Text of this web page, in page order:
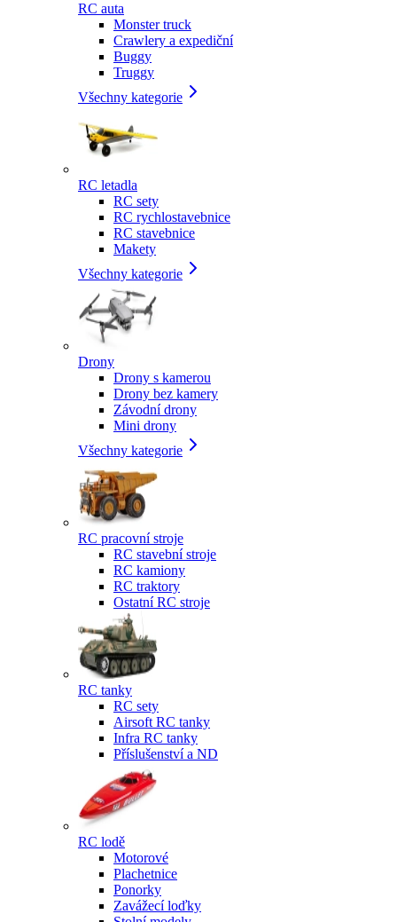
RC auta
Monster truck
Crawlery a expediční
Buggy
Truggy
Všechny kategorie
RC letadla
RC sety
RC rychlostavebnice
RC stavebnice
Makety
Všechny kategorie
Drony
Drony s kamerou
Drony bez kamery
Závodní drony
Mini drony
Všechny kategorie
RC pracovní stroje
RC stavební stroje
RC kamiony
RC traktory
Ostatní RC stroje
RC tanky
RC sety
Airsoft RC tanky
Infra RC tanky
Příslušenství a ND
RC lodě
Motorové
Plachetnice
Ponorky
Zavážecí loďky